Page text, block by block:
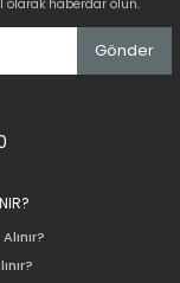
olarak haberdar olun.
Gönder